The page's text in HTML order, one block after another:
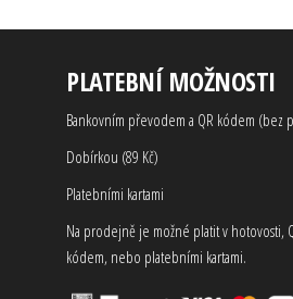
PLATEBNÍ MOŽNOSTI
Bankovním převodem a QR kódem (bez
Dobírkou (89 Kč)
Platebními kartami
Na prodejně je možné platit v hotovosti,
kódem, nebo platebními kartami.